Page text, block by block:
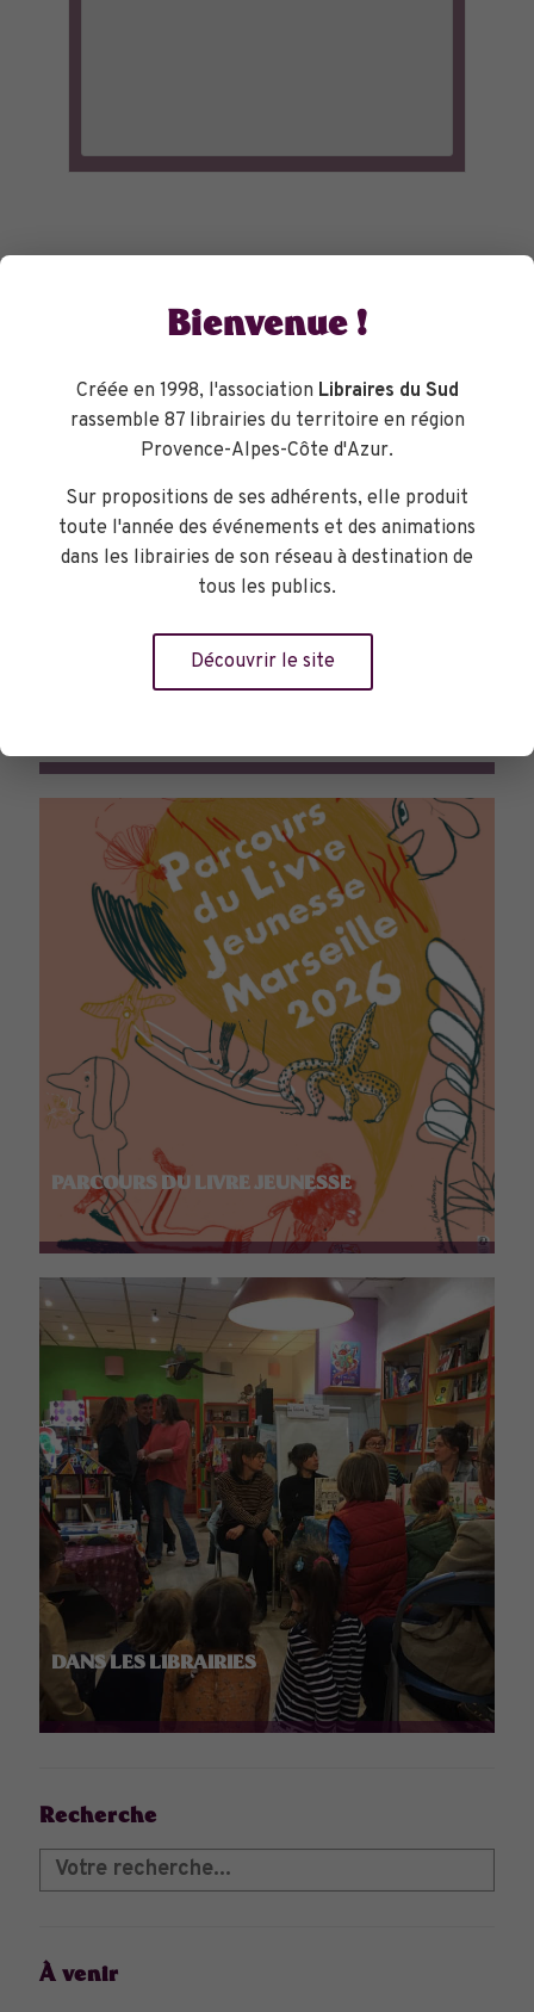
PARCOURS DU LIVRE JEUNESSE
DANS LES LIBRAIRIES
Recherche
À venir
Bienvenue !
Créée en 1998, l'association Libraires du Sud
rassemble 87 librairies du territoire en région
Provence-Alpes-Côte d'Azur.
Sur propositions de ses adhérents, elle produit
toute l'année des événements et des animations
dans les librairies de son réseau à destination de
tous les publics.
Découvrir le site